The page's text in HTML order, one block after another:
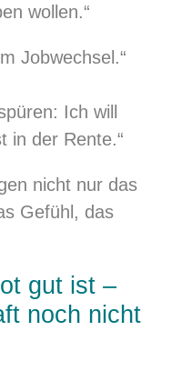
wollen.“
Jobwechsel.“
Ich will
in der Rente.“
nicht nur das
Gefühl, das
gut ist –
noch nicht